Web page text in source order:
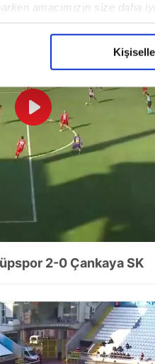
amacımızın size
gelen çabayı
için İnternet Sitemizde
verileriniz işlenmekte olup
çerezler, sitemizin daha
amaçlarıyla sınırlı
yer alan panel
Metnimizi
Kanunu uyarınca
çerezlerle ilgili bilgi almak
2-0 Çankaya SK